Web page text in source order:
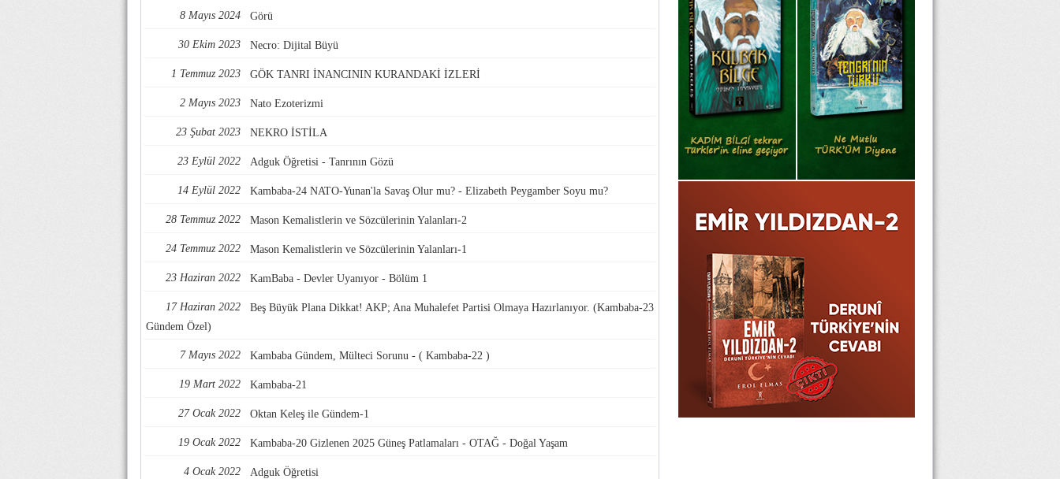
8 Mayıs 2024 Görü
30 Ekim 2023 Necro: Dijital Büyü
1 Temmuz 2023 GÖK TANRI İNANCININ KURANDAKİ İZLERİ
2 Mayıs 2023 Nato Ezoterizmi
23 Şubat 2023 NEKRO İSTİLA
23 Eylül 2022 Adguk Öğretisi - Tanrının Gözü
14 Eylül 2022 Kambaba-24 NATO-Yunan'la Savaş Olur mu? - Elizabeth Peygamber Soyu mu?
28 Temmuz 2022 Mason Kemalistlerin ve Sözcülerinin Yalanları-2
24 Temmuz 2022 Mason Kemalistlerin ve Sözcülerinin Yalanları-1
23 Haziran 2022 KamBaba - Devler Uyanıyor - Bölüm 1
17 Haziran 2022
Beş Büyük Plana Dikkat! AKP; Ana Muhalefet Partisi Olmaya Hazırlanıyor. (Kambaba-23
Gündem Özel)
7 Mayıs 2022 Kambaba Gündem, Mülteci Sorunu - ( Kambaba-22 )
19 Mart 2022 Kambaba-21
27 Ocak 2022 Oktan Keleş ile Gündem-1
19 Ocak 2022 Kambaba-20 Gizlenen 2025 Güneş Patlamaları - OTAĞ - Doğal Yaşam
4 Ocak 2022 Adguk Öğretisi